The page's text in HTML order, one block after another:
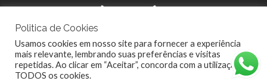
Politica de Cookies
Usamos cookies em nosso site para fornecer a experiência
mais relevante, lembrando suas preferências e visitas
repetidas. Ao clicar em “Aceitar”, concorda com a utilização de
TODOS os cookies.